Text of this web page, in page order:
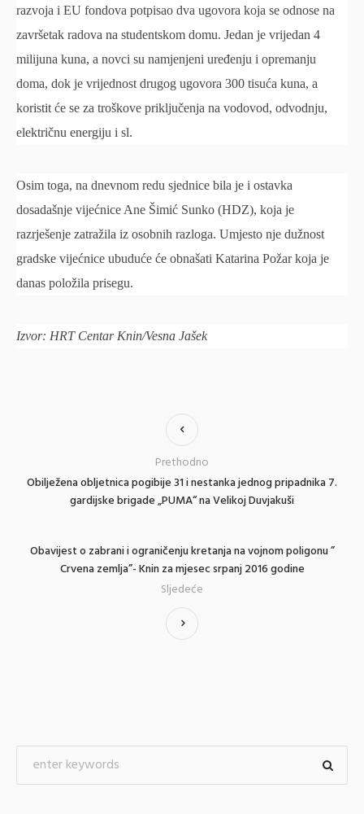
razvoja i EU fondova potpisao dva ugovora koja se odnose na
završetak radova na studentskom domu. Jedan je vrijedan 4
milijuna kuna, a novci su namjenjeni uređenju i opremanju
doma, dok je vrijednost drugog ugovora 300 tisuća kuna, a
koristit će se za troškove priključenja na vodovod, odvodnju,
električnu energiju i sl.
Osim toga, na dnevnom redu sjednice bila je i ostavka
dosadašnje vijećnice Ane Šimić Sunko (HDZ), koja je
razrješenje zatražila iz osobnih razloga. Umjesto nje dužnost
gradske vijećnice ubuduće će obnašati Katarina Požar koja je
danas položila prisegu.
Izvor: HRT Centar Knin/Vesna Jašek
Obilježena obljetnica pogibije 31 i nestanka jednog pripadnika 7.
gardijske brigade „PUMA“ na Velikoj Duvjakuši
Prethodno
Obavijest o zabrani i ograničenju kretanja na vojnom poligonu ”
Crvena zemlja”- Knin za mjesec srpanj 2016 godine
Sljedeće